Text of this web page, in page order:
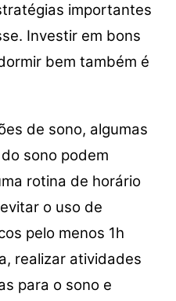
importantes
Investir em bons
bem também é
de sono, algumas
sono podem
rotina de horário
o uso de
pelo menos 1h
realizar atividades
para o sono e